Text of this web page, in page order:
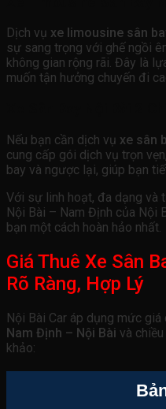
Dịch vụ xe limousine sân
sự sang trọng với ghế ngồi
không gian rộng rãi. Đây là
muốn tận hưởng chuyến đi
Nếu bạn cần dịch vụ xe sân
cung cấp gói dịch vụ trọn
bay và ngược lại, giúp bạn
Với sự linh hoạt, đa dạng và
Nội Bài – Nam Định của Nội
bạn một cách hoàn hảo nhất.
Giá Thuê Xe Sân
Rõ Ràng, Hợp Lý
Nội Bài Car áp dụng mức
Nam Định – Nội Bài và
khảo: